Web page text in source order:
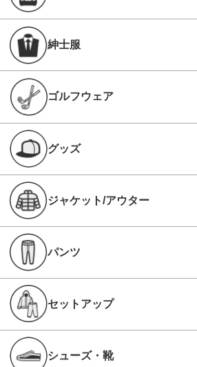
紳士服
ゴルフウェア
グッズ
ジャケット/アウター
パンツ
セットアップ
シューズ・靴